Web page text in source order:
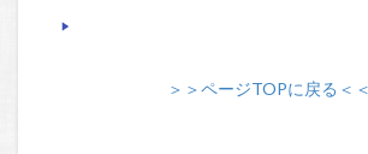
＞＞ページTOPに戻る＜＜